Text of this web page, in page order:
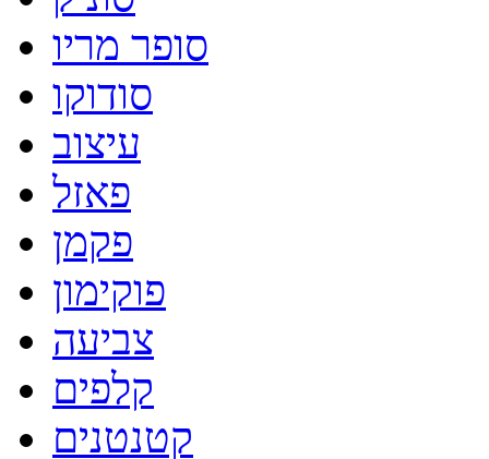
סופר מריו
סודוקו
עיצוב
פאזל
פקמן
פוקימון
צביעה
קלפים
קטנטנים